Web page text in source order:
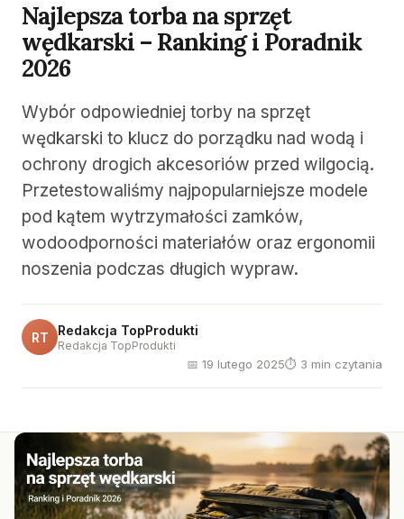
Najlepsza torba na sprzęt
wędkarski – Ranking i Poradnik
2026
Wybór odpowiedniej torby na sprzęt
wędkarski to klucz do porządku nad wodą i
ochrony drogich akcesoriów przed wilgocią.
Przetestowaliśmy najpopularniejsze modele
pod kątem wytrzymałości zamków,
wodoodporności materiałów oraz ergonomii
noszenia podczas długich wypraw.
RT Redakcja TopProdukti
Redakcja TopProdukti
📅 19 lutego 2025⏱ 3 min czytania